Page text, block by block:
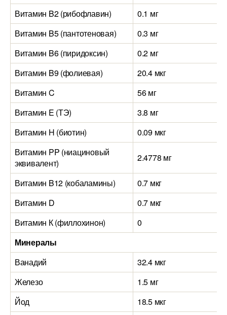
Витамин B2 (рибофлавин)
0.1 мг
Витамин B5 (пантотеновая)
0.3 мг
Витамин B6 (пиридоксин)
0.2 мг
Витамин B9 (фолиевая)
20.4 мкг
Витамин C
56 мг
Витамин E (ТЭ)
3.8 мг
Витамин H (биотин)
0.09 мкг
Витамин PP (ниациновый
эквивалент)
2.4778 мг
Витамин B12 (кобаламины)
0.7 мкг
Витамин D
0.7 мкг
Витамин К (филлохинон)
0
Минералы
Ванадий
32.4 мкг
Железо
1.5 мг
Йод
18.5 мкг